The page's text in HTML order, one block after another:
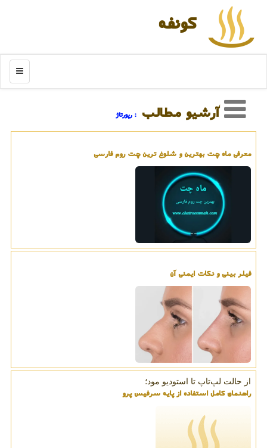
كونفه
منو
آرشیو مطالب : رپورتاژ
معرفی ماه چت بهترین و شلوغ ترین چت روم فارسی
فیلر بینی و نکات ایمنی آن
از حالت لپ‌تاپ تا استودیو مود؛
راهنمای کامل استفاده از پایه سرفیس پرو